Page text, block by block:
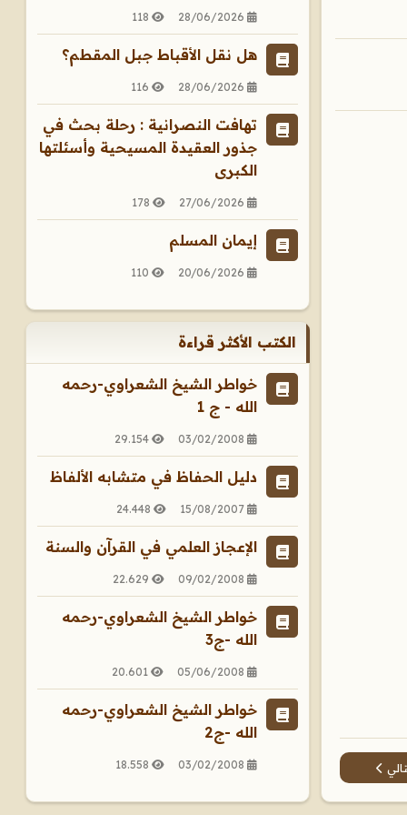
التالي: رد السهام عن الأنبياء الأعلام - الطبعة الثانية
28/06/2026
118
هل نقل الأقباط جبل المقطم؟
28/06/2026
116
تهافت النصرانية : رحلة بحث في
جذور العقيدة المسيحية وأسئلتها
الكبرى
27/06/2026
178
إيمان المسلم
20/06/2026
110
الكتب الأكثر قراءة
خواطر الشيخ الشعراوي-رحمه
الله - ج 1
03/02/2008
29.154
دليل الحفاظ في متشابه الألفاظ
15/08/2007
24.448
الإعجاز العلمي في القرآن والسنة
09/02/2008
22.629
خواطر الشيخ الشعراوي-رحمه
الله -ج3
05/06/2008
20.601
خواطر الشيخ الشعراوي-رحمه
الله -ج2
03/02/2008
18.558